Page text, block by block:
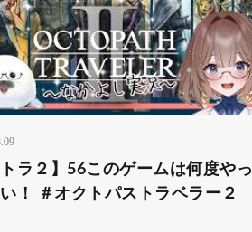
トラ２】56このゲームは何度やっ
！ ＃オクトパストラベラー２